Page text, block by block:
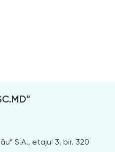
S.A., etajul 3, bir. 320